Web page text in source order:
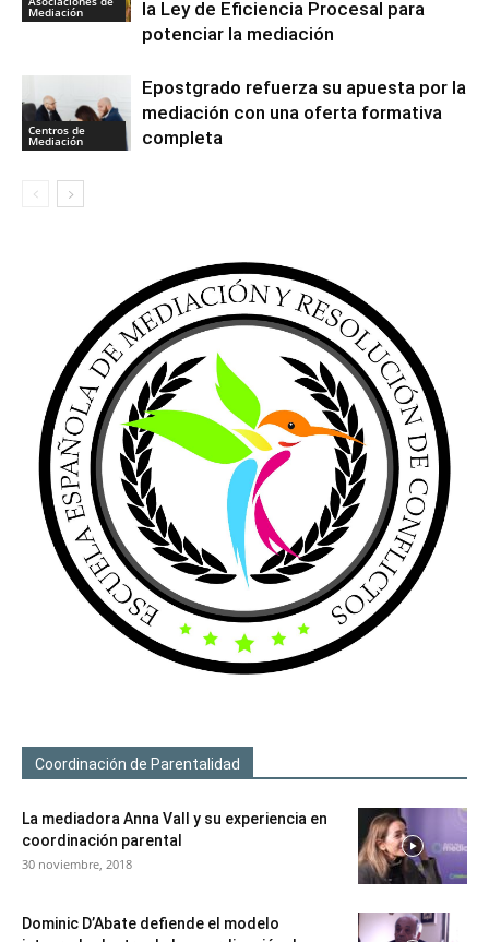
Mediación
la Ley de Eficiencia Procesal para
potenciar la mediación
Centros de
Mediación
Epostgrado refuerza su apuesta por la
mediación con una oferta formativa
completa
Coordinación de Parentalidad
La mediadora Anna Vall y su experiencia en
coordinación parental
30 noviembre, 2018
Dominic D’Abate defiende el modelo